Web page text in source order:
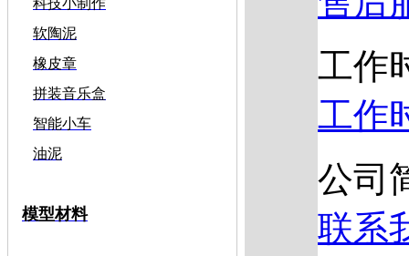
科技小制作
软陶泥
橡皮章
拼装音乐盒
智能小车
油泥
模型材料
工作
工作
公司
联系